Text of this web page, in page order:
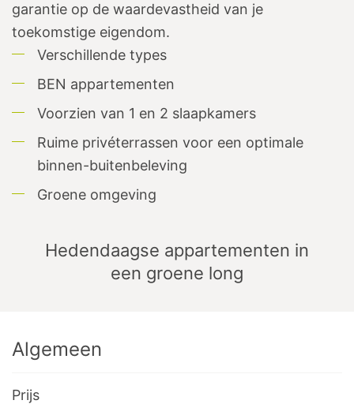
garantie op de waardevastheid van je
toekomstige eigendom.
Verschillende types
BEN appartementen
Voorzien van 1 en 2 slaapkamers
Ruime privéterrassen voor een optimale
binnen-buitenbeleving
Groene omgeving
Hedendaagse appartementen in
een groene long
Algemeen
Prijs